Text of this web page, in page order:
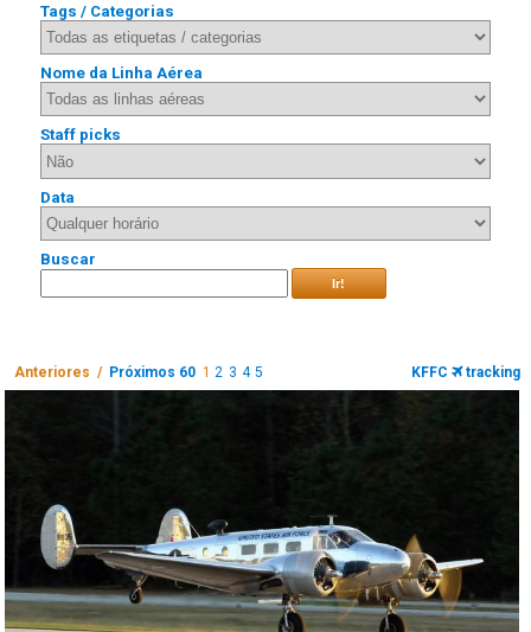
Tags / Categorias
Nome da Linha Aérea
Staff picks
Data
Buscar
Ir!
Anteriores / Próximos 60 1 2 3 4 5 KFFC tracking